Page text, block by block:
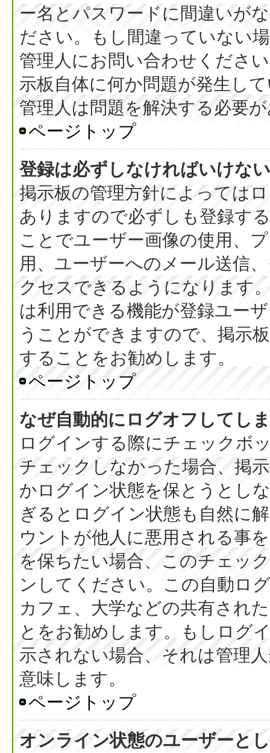
ー名とパスワードに間違いが
ださい。もし間違っていない
管理人にお問い合わせくださ
示板自体に何か問題が発生し
管理人は問題を解決する必要
ページトップ
登録は必ずしなければいけな
掲示板の管理方針によっては
ありますので必ずしも登録す
ことでユーザー画像の使用、
用、ユーザーへのメール送信
クセスできるようになります
は利用できる機能が登録ユー
うことができますので、掲示
することをお勧めします。
ページトップ
なぜ自動的にログオフしてし
ログインする際にチェックボ
チェックしなかった場合、掲
かログイン状態を保とうとし
ぎるとログイン状態も自然に
ウントが他人に悪用される事
を保ちたい場合、このチェッ
ンしてください。この自動ロ
カフェ、大学などの共有され
とをお勧めします。もしログ
示されない場合、それは管理
意味します。
ページトップ
オンライン状態のユーザーと